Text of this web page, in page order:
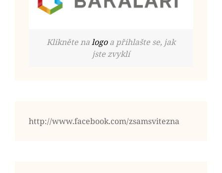
Klikněte nalogoa přihlašte se, jak
jste zvyklí
http://www.facebook.com/zsamsvitezna